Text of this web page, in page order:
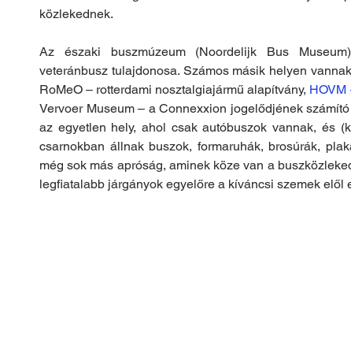
közlekednek.
Az északi buszmúzeum (Noordelijk Bus
veteránbusz tulajdonosa. Számos másik helyen
RoMeO – rotterdami nosztalgiajármű alapítvány, HOVM
Vervoer Museum – a Connexxion jogelődjének
az egyetlen hely, ahol csak autóbuszok vannak, és
csarnokban állnak buszok, formaruhák, brosúrák,
még sok más apróság, aminek köze van a
legfiatalabb járgányok egyelőre a kíváncsi szemek elől